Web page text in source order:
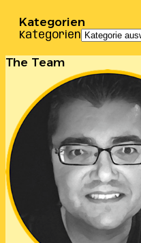
Kategorien
Kategorien
The Team